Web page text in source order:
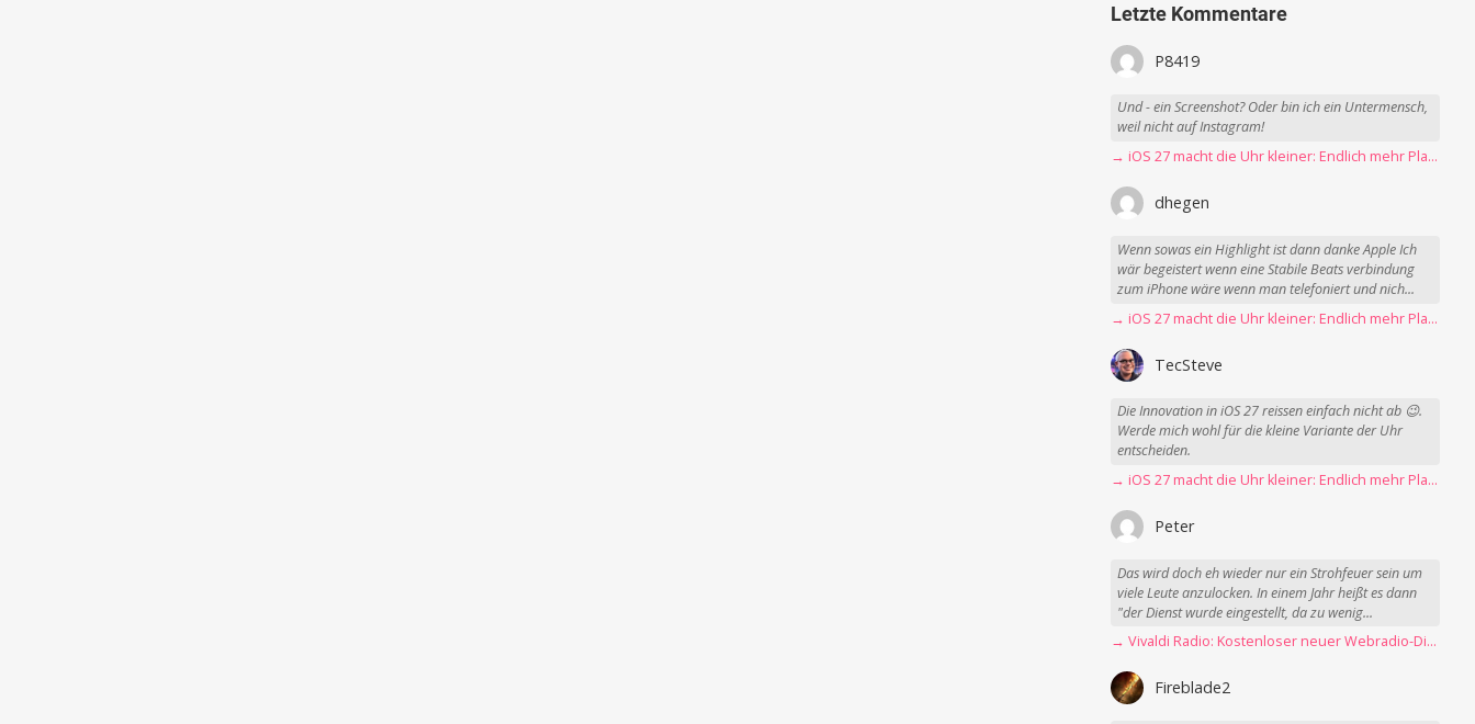
Letzte Kommentare
P8419
Und - ein Screenshot? Oder bin ich ein Untermensch,
weil nicht auf Instagram!
→ iOS 27 macht die Uhr kleiner: Endlich mehr Platz fürs Hintergrundbild
dhegen
Wenn sowas ein Highlight ist dann danke Apple Ich
wär begeistert wenn eine Stabile Beats verbindung
zum iPhone wäre wenn man telefoniert und nich...
→ iOS 27 macht die Uhr kleiner: Endlich mehr Platz fürs Hintergrundbild
TecSteve
Die Innovation in iOS 27 reissen einfach nicht ab 😉.
Werde mich wohl für die kleine Variante der Uhr
entscheiden.
→ iOS 27 macht die Uhr kleiner: Endlich mehr Platz fürs Hintergrundbild
Peter
Das wird doch eh wieder nur ein Strohfeuer sein um
viele Leute anzulocken. In einem Jahr heißt es dann
"der Dienst wurde eingestellt, da zu wenig...
→ Vivaldi Radio: Kostenloser neuer Webradio-Dienst mit Fokus auf Datenschutz
Fireblade2